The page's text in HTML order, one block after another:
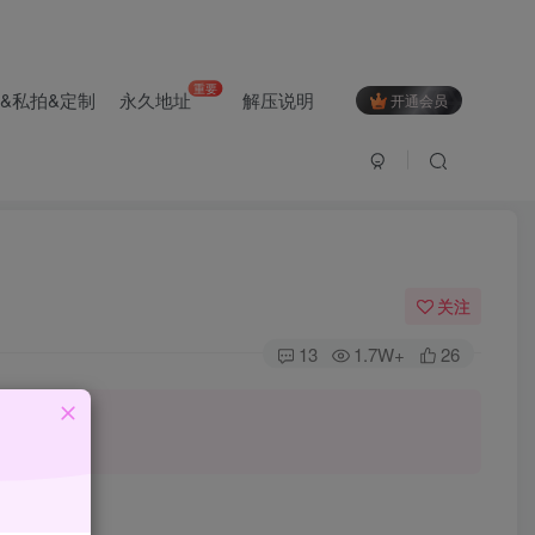
私拍&定制 永久地址重要 解压说明 开通会员
关注
13 1.7W+ 26